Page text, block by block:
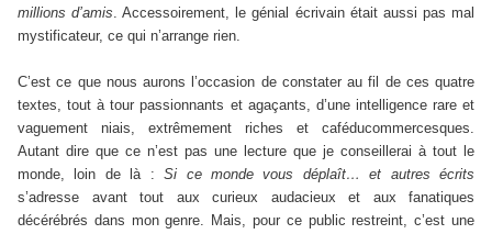
millions d’amis. Accessoirement, le génial écrivain était aussi pas mal
mystificateur, ce qui n’arrange rien.
C’est ce que nous aurons l’occasion de constater au fil de ces quatre
textes, tout à tour passionnants et agaçants, d’une intelligence rare et
vaguement niais, extrêmement riches et caféducommercesques.
Autant dire que ce n’est pas une lecture que je conseillerai à tout le
monde, loin de là :Si ce monde vous déplaît… et autres écrits
s’adresse avant tout aux curieux audacieux et aux fanatiques
décérébrés dans mon genre. Mais, pour ce public restreint, c’est une